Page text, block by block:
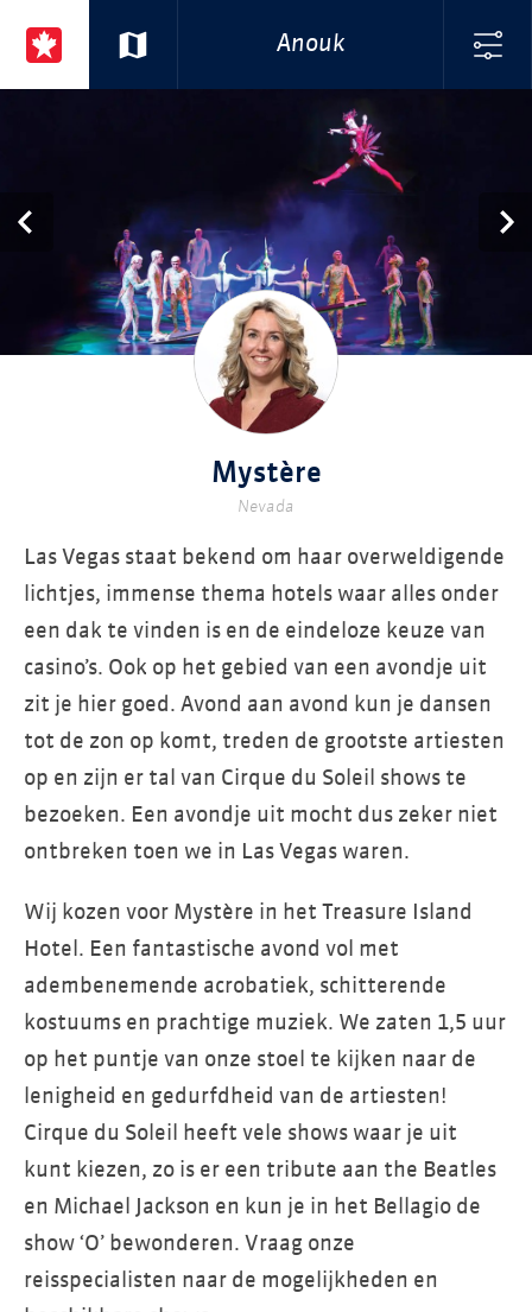
Anouk
Mystère
Nevada
Las Vegas staat bekend om haar overweldigende
lichtjes, immense thema hotels waar alles onder
een dak te vinden is en de eindeloze keuze van
casino’s. Ook op het gebied van een avondje uit
zit je hier goed. Avond aan avond kun je dansen
tot de zon op komt, treden de grootste artiesten
op en zijn er tal van Cirque du Soleil shows te
bezoeken. Een avondje uit mocht dus zeker niet
ontbreken toen we in Las Vegas waren.
Wij kozen voor Mystère in het Treasure Island
Hotel. Een fantastische avond vol met
adembenemende acrobatiek, schitterende
kostuums en prachtige muziek. We zaten 1,5 uur
op het puntje van onze stoel te kijken naar de
lenigheid en gedurfdheid van de artiesten!
Cirque du Soleil heeft vele shows waar je uit
kunt kiezen, zo is er een tribute aan the Beatles
en Michael Jackson en kun je in het Bellagio de
show ‘O’ bewonderen. Vraag onze
reisspecialisten naar de mogelijkheden en